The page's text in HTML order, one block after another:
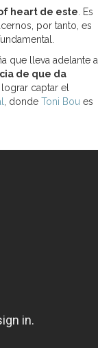
heart de este . Es
por tanto, es
que lleva adelante a
de que da
captar el
, donde Toni Bou es